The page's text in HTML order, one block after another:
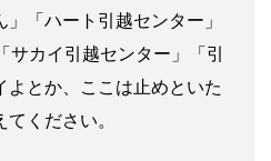
「ハート引越センター」
サカイ引越センター」「引
よとか、ここは止めといた
ください。